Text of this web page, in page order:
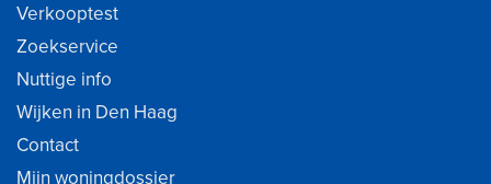
Verkooptest
Zoekservice
Nuttige info
Wijken in Den Haag
Contact
Mijn woningdossier